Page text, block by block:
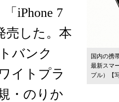
国内の携
最新スマ
プル）
【
iPhone 7
売した。本
バンク
イトプラ
・のりか